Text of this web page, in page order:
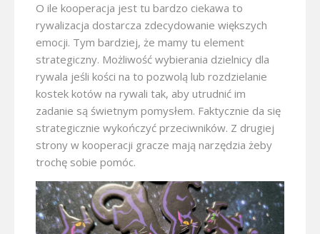
O ile kooperacja jest tu bardzo ciekawa to
rywalizacja dostarcza zdecydowanie większych
emocji. Tym bardziej, że mamy tu element
strategiczny. Możliwość wybierania dzielnicy dla
rywala jeśli kości na to pozwolą lub rozdzielanie
kostek kotów na rywali tak, aby utrudnić im
zadanie są świetnym pomysłem. Faktycznie da się
strategicznie wykończyć przeciwników. Z drugiej
strony w kooperacji gracze mają narzędzia żeby
trochę sobie pomóc.